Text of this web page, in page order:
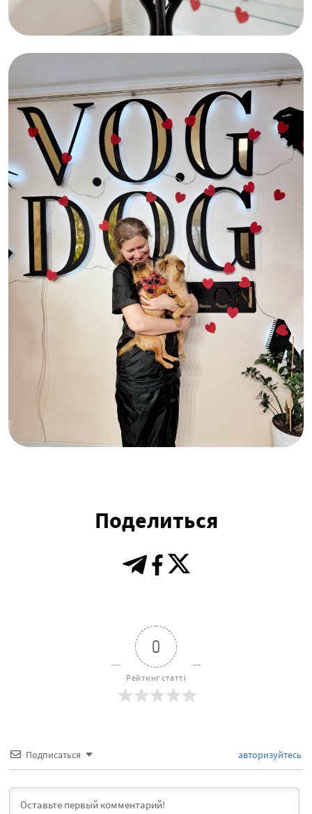
Поделиться
0
Рейтинг статті
Подписаться авторизуйтесь